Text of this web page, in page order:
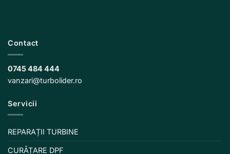
Contact
0745 484 444
vanzari@turbolider.ro
Servicii
REPARAȚII TURBINE
CURĂȚARE DPF